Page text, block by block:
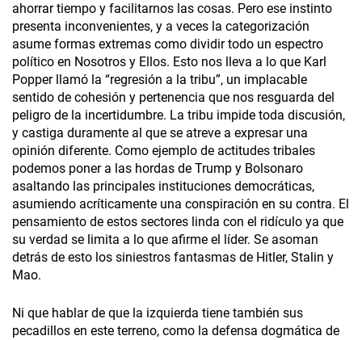
ahorrar tiempo y facilitarnos las cosas. Pero ese instinto
presenta inconvenientes, y a veces la categorización
asume formas extremas como dividir todo un espectro
político en Nosotros y Ellos. Esto nos lleva a lo que Karl
Popper llamó la “regresión a la tribu”, un implacable
sentido de cohesión y pertenencia que nos resguarda del
peligro de la incertidumbre. La tribu impide toda discusión,
y castiga duramente al que se atreve a expresar una
opinión diferente. Como ejemplo de actitudes tribales
podemos poner a las hordas de Trump y Bolsonaro
asaltando las principales instituciones democráticas,
asumiendo acríticamente una conspiración en su contra. El
pensamiento de estos sectores linda con el ridículo ya que
su verdad se limita a lo que afirme el líder. Se asoman
detrás de esto los siniestros fantasmas de Hitler, Stalin y
Mao.
Ni que hablar de que la izquierda tiene también sus
pecadillos en este terreno, como la defensa dogmática de